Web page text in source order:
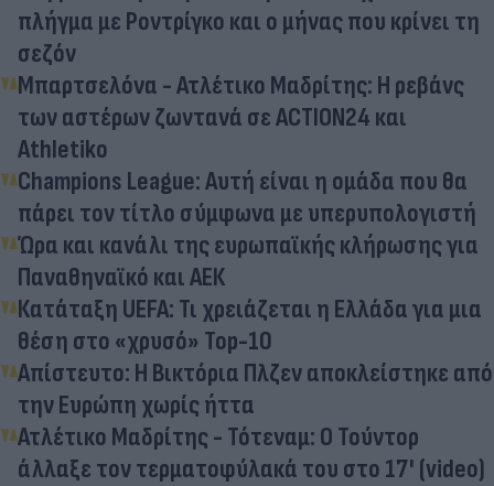
πλήγμα με Ροντρίγκο και ο μήνας που κρίνει τη
σεζόν
Μπαρτσελόνα - Ατλέτικο Μαδρίτης: Η ρεβάνς
των αστέρων ζωντανά σε ACTION24 και
Athletiko
Champions League: Αυτή είναι η ομάδα που θα
πάρει τον τίτλο σύμφωνα με υπερυπολογιστή
Ώρα και κανάλι της ευρωπαϊκής κλήρωσης για
Παναθηναϊκό και ΑΕΚ
Κατάταξη UEFA: Τι χρειάζεται η Ελλάδα για μια
θέση στο «χρυσό» Top-10
Απίστευτο: Η Βικτόρια Πλζεν αποκλείστηκε από
την Ευρώπη χωρίς ήττα
Ατλέτικο Μαδρίτης - Τότεναμ: Ο Τούντορ
άλλαξε τον τερματοφύλακά του στο 17' (video)